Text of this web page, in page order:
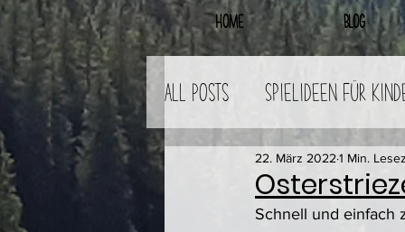
Home Blog
All Posts Spielideen für
Workshops Online Shop
22. März 2022 1 Min.
Schnell und einfach